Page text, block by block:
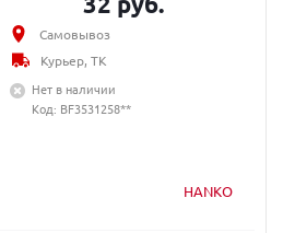
HANKO
Самовывоз
Курьер, ТК
Нет в наличии
Код: BF3531258**